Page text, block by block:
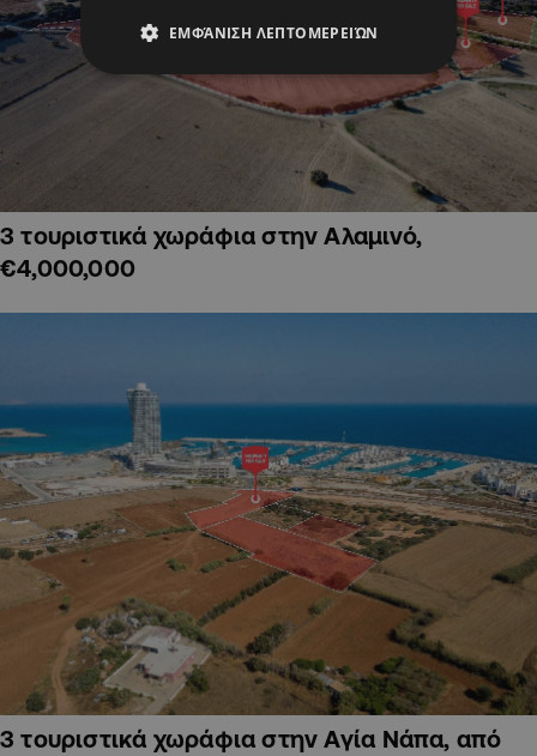
3 τουριστικά χωράφια στην Αλαμινό,
€4,000,000
3 τουριστικά χωράφια στην Αγία Νάπα, από
ΕΜΦΆΝΙΣΗ ΛΕΠΤΟΜΕΡΕΙΏΝ